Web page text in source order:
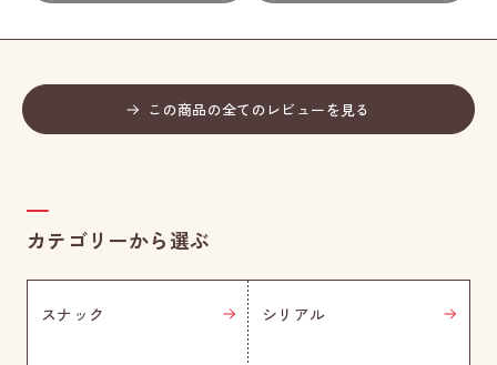
この商品の全てのレビューを見る
カテゴリーから選ぶ
スナック シリアル